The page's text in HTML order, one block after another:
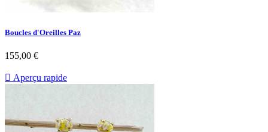
Boucles d'Oreilles Paz
Prix
155,00 €
 Aperçu rapide